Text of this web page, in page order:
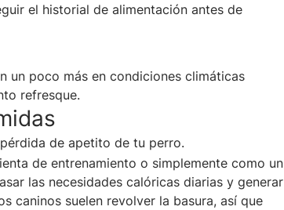
el historial de alimentación antes de
un poco más en condiciones climáticas
refresque.
de apetito de tu perro.
de entrenamiento o simplemente como un
las necesidades calóricas diarias y generar
caninos suelen revolver la basura, así que